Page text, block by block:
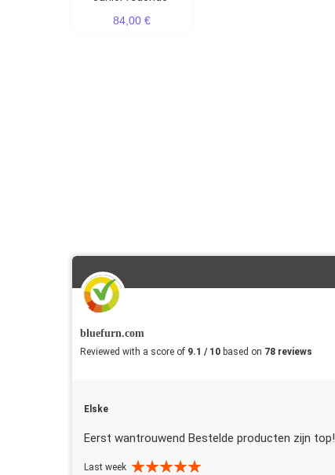
84,00 €
bluefurn.com
Reviewed with a score of 9.1 / 10 based on 78 reviews
Elske
Eerst wantrouwend Bestelde producten zijn top!
Last week